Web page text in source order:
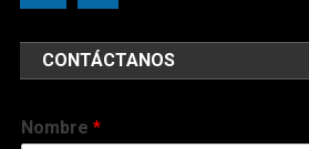
CONTÁCTANOS
Nombre*